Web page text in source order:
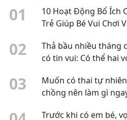
01
10 Hoạt Động Bổ Ích
Trẻ Giúp Bé Vui Chơi
02
Thả bầu nhiều tháng
có tin vui: Có thể hai
đúng
03
Muốn có thai tự
chồng nên làm gì
Trước khi có em bé,